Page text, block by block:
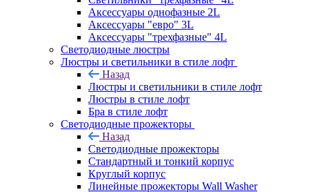
Аксессуары однофазные 2L
Аксессуары "евро" 3L
Аксессуары "трехфазные" 4L
Светодиодные люстры
Люстры и светильники в стиле лофт
Назад
Люстры и светильники в стиле лофт
Люстры в стиле лофт
Бра в стиле лофт
Светодиодные прожекторы
Назад
Светодиодные прожекторы
Стандартный и тонкий корпус
Круглый корпус
Линейные прожекторы Wall Washer